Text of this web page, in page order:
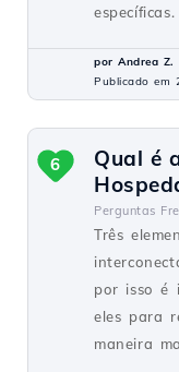
específicas.
por Andrea Z.
Publicado em
Qual é
Perguntas
Três
por isso é
eles para
maneira
6